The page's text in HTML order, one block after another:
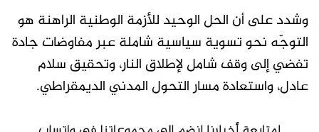
وشدد على أن الحل الوحيد للأزمة الوطنية الراهنة هو
التوجّه نحو تسوية سياسية شاملة عبر مفاوضات جادة
تفضي إلى وقف شامل لإطلاق النار، وتحقيق سلام
عادل، واستعادة مسار التحول المدني الديمقراطي.